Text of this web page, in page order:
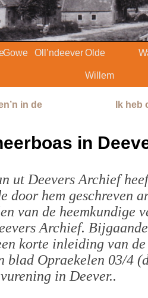
Gowe Oll’ndeeverOlde
Willem
in de
Ik
in
ut Deevers Archief
door hem geschreven
van de heemkundige
Archief.
korte inleiding van
blad Opraekelen 03/4
in Deever..